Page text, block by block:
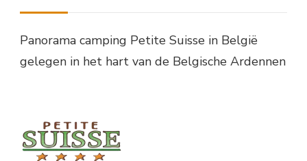
Panorama camping Petite Suisse in België
gelegen in het hart van de Belgische Ardennen